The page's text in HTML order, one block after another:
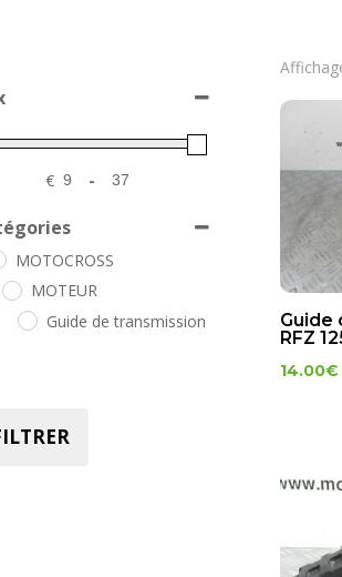
€
Minimum Price
-
Maximum Price
MOTOCROSS
MOTEUR
Guide de transmission
Guide
RFZ
14.00€